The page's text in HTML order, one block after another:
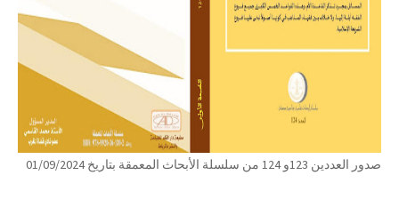
صدور العددين 123و 124 من سلسلة الأبحاث المعمقة بتاريخ 01/09/2024